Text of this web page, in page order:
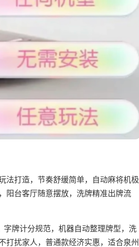
法打造，节奏舒缓简单，自动麻将机极
阳台客厅随意摆放，洗牌精准出牌流
牌计分规范，机器自动整理牌型，洗
打扰家人，普通款经济实惠，适合泉州